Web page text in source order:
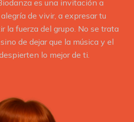
es una invitación a
de vivir, a expresar tu
la fuerza del grupo. No se trata
de dejar que la música y el
lo mejor de ti.